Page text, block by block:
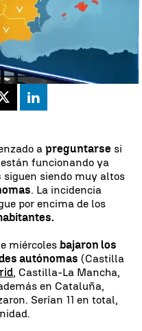
17:32
15:48
X Linkedin
a preguntarse si
funcionando ya
siguen siendo muy altos
. La incidencia
por encima de los
miércoles bajaron los
autónomas (Castilla
, Castilla-La Mancha,
en Cataluña,
Serían 11 en total,